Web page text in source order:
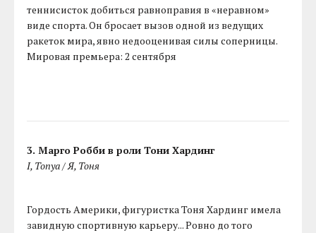
теннисисток добиться равноправия в «неравном»
виде спорта. Он бросает вызов одной из ведущих
ракеток мира, явно недооценивая силы соперницы.
Мировая премьера: 2 сентября
3. Марго Робби в роли Тони Хардинг
I, Tonya / Я, Тоня
Гордость Америки, фигуристка Тоня Хардинг имела
завидную спортивную карьеру... Ровно до того